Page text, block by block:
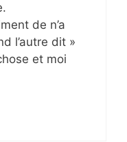
de n’a
l’autre dit »
et moi